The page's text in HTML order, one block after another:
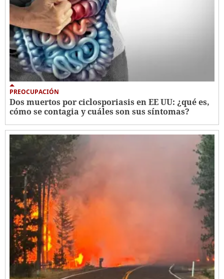
PREOCUPACIÓN
Dos muertos por ciclosporiasis en EE UU: ¿qué es,
cómo se contagia y cuáles son sus síntomas?